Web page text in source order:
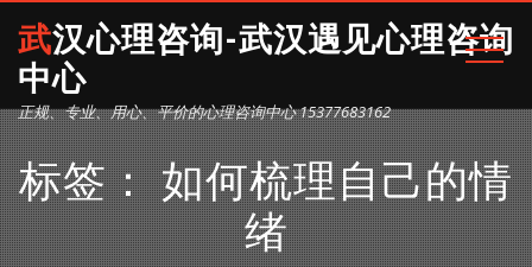
武汉心理咨询-武汉遇见心理咨询
中心
正规、专业、用心、平价的心理咨询中心 15377683162
标签：如何梳理自己的情
绪